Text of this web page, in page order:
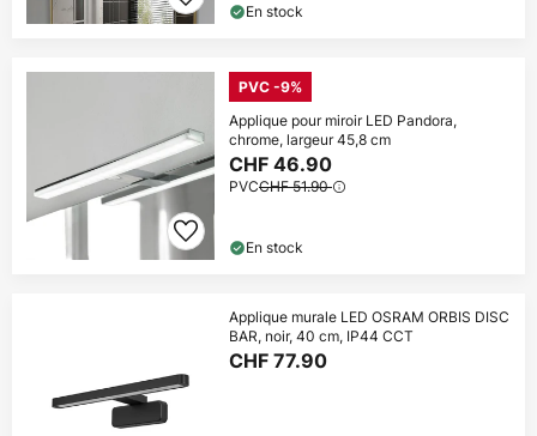
En stock
PVC -9%
Applique pour miroir LED Pandora,
chrome, largeur 45,8 cm
CHF 46.90
PVCCHF 51.90
En stock
Applique murale LED OSRAM ORBIS DISC
BAR, noir, 40 cm, IP44 CCT
CHF 77.90